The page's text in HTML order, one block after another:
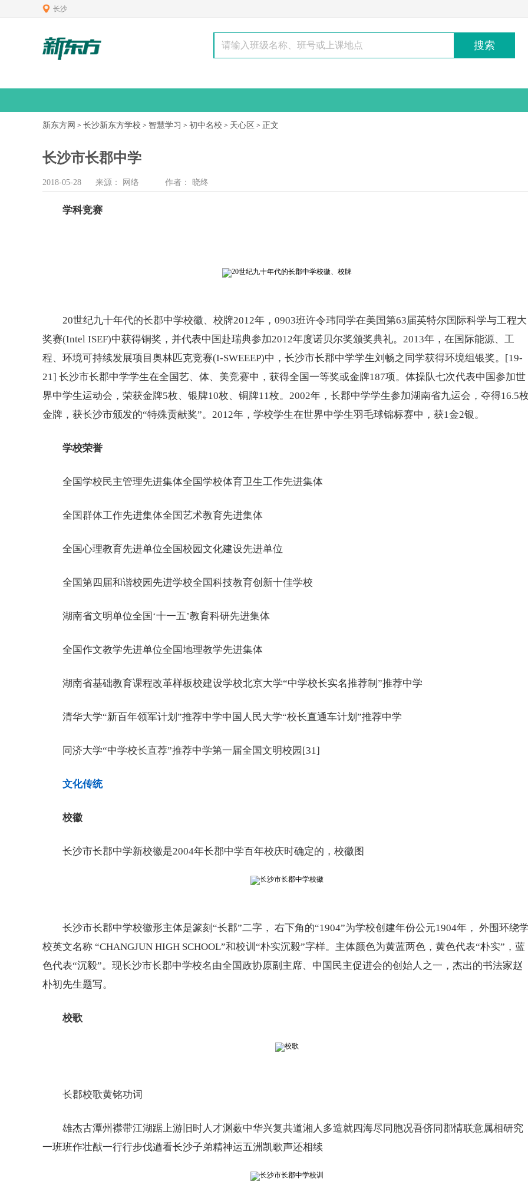
长沙
搜索
新东方网 > 长沙新东方学校 > 智慧学习 > 初中名校 > 天心区 > 正文
长沙市长郡中学
2018-05-28 来源： 网络 作者： 晓终
学科竞赛
20世纪九十年代的长郡中学校徽、校牌2012年，0903班许令玮同学在美国第63届英特尔国际科学与工程大
奖赛(Intel ISEF)中获得铜奖，并代表中国赴瑞典参加2012年度诺贝尔奖颁奖典礼。2013年，在国际能源、工
程、环境可持续发展项目奥林匹克竞赛(I-SWEEEP)中，长沙市长郡中学学生刘畅之同学获得环境组银奖。[19-
21] 长沙市长郡中学学生在全国艺、体、美竞赛中，获得全国一等奖或金牌187项。体操队七次代表中国参加世
界中学生运动会，荣获金牌5枚、银牌10枚、铜牌11枚。2002年，长郡中学学生参加湖南省九运会，夺得16.5
金牌，获长沙市颁发的“特殊贡献奖”。2012年，学校学生在世界中学生羽毛球锦标赛中，获1金2银。
学校荣誉
全国学校民主管理先进集体全国学校体育卫生工作先进集体
全国群体工作先进集体全国艺术教育先进集体
全国心理教育先进单位全国校园文化建设先进单位
全国第四届和谐校园先进学校全国科技教育创新十佳学校
湖南省文明单位全国‘十一五’教育科研先进集体
全国作文教学先进单位全国地理教学先进集体
湖南省基础教育课程改革样板校建设学校北京大学“中学校长实名推荐制”推荐中学
清华大学“新百年领军计划”推荐中学中国人民大学“校长直通车计划”推荐中学
同济大学“中学校长直荐”推荐中学第一届全国文明校园[31]
文化传统
校徽
长沙市长郡中学新校徽是2004年长郡中学百年校庆时确定的，校徽图
长沙市长郡中学校徽形主体是篆刻“长郡”二字， 右下角的“1904”为学校创建年份公元1904年， 外围环绕
校英文名称 “CHANGJUN HIGH SCHOOL”和校训“朴实沉毅”字样。主体颜色为黄蓝两色，黄色代表“朴实”，蓝
色代表“沉毅”。现长沙市长郡中学校名由全国政协原副主席、中国民主促进会的创始人之一，杰出的书法家赵
朴初先生题写。
校歌
长郡校歌黄铭功词
雄杰古潭州襟带江湖踞上游旧时人才渊薮中华兴复共道湘人多造就四海尽同胞况吾侪同郡情联意属相研究
一班班作壮猷一行行步伐遒看长沙子弟精神运五洲凯歌声还相续